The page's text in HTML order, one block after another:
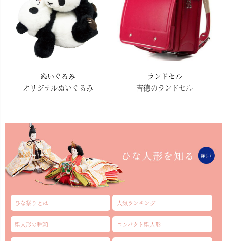
ぬいぐるみ
オリジナルぬいぐるみ
ランドセル
吉德のランドセル
ひな祭りとは 人気ランキング
雛人形の種類 コンパクト雛人形